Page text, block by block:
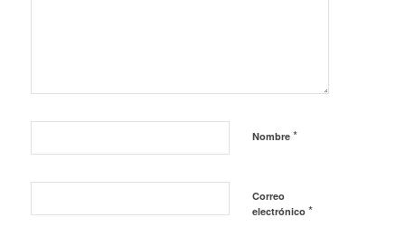
Nombre *
Correo
electrónico *